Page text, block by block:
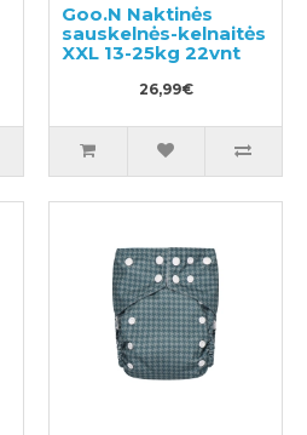
Goo.N Naktinės
sauskelnės-kelnaitės
XXL 13-25kg 22vnt
26,99€